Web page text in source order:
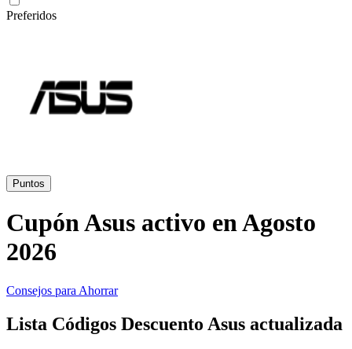
Amazon
Booking.com
Temu
Vacaciones y
Transporte
Perfumes
Preferidos
Puntos
Cupón Asus activo en Agosto
2026
Consejos para Ahorrar
Lista Códigos Descuento Asus actualizada